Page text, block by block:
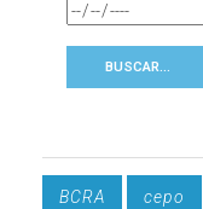
BCRA cepo